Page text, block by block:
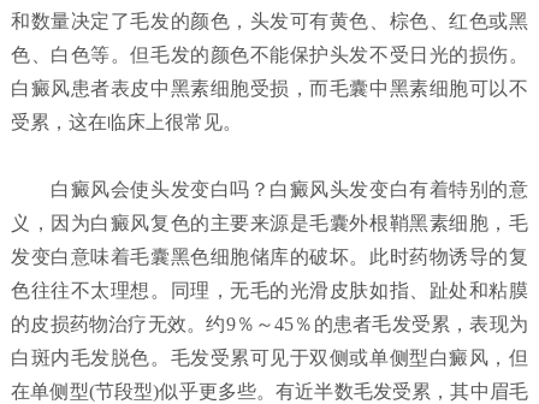
和数量决定了毛发的颜色，头发可有黄色、棕色、红色或黑
色、白色等。但毛发的颜色不能保护头发不受日光的损伤。
白癜风患者表皮中黑素细胞受损，而毛囊中黑素细胞可以不
受累，这在临床上很常见。
白癜风会使头发变白吗？ 白癜风头发变白有着特别的意
义，因为白癜风复色的主要来源是毛囊外根鞘黑素细胞，毛
发变白意味着毛囊黑色细胞储库的破坏。此时药物诱导的复
色往往不太理想。同理，无毛的光滑皮肤如指、趾处和粘膜
的皮损药物治疗无效。约9％～45％的患者毛发受累，表现为
白斑内毛发脱色。毛发受累可见于双侧或单侧型白癜风，但
在单侧型(节段型)似乎更多些。有近半数毛发受累，其中眉毛